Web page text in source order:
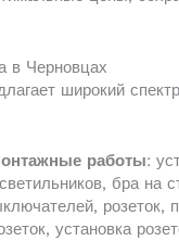
в Черновцах
широкий
работы:
бра на
розеток,
установка